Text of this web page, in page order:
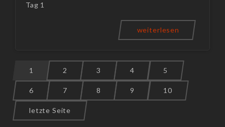
Tag 1
weiterlesen
1 2 3 4 5
6 7 8 9 10
letzte Seite